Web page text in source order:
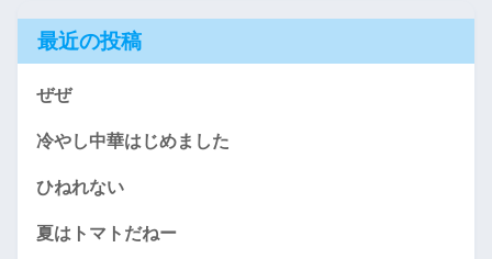
最近の投稿
ぜぜ
冷やし中華はじめました
ひねれない
夏はトマトだねー